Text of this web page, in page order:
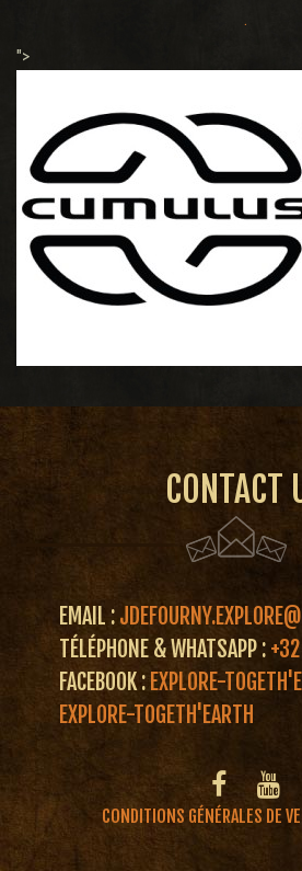
.
">
CONTACT
EMAIL :
TÉLÉPHONE & WHATSAPP :
FACEBOOK : EXPLORE-
EXPLORE-TOGETH'EARTH
CONDITIONS GÉNÉRALES DE